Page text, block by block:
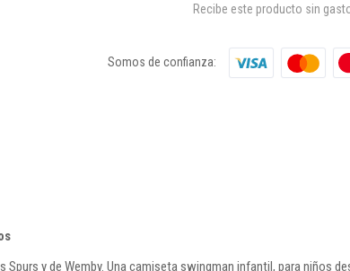
Recibe este producto sin
Somos de confianza:
Spurs y de Wemby. Una camiseta swingman infantil, para niños